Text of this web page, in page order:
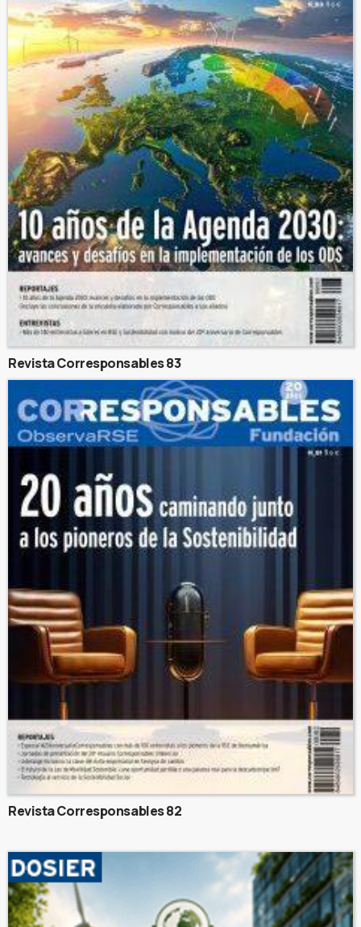
Revista Corresponsables 83
Revista Corresponsables 82